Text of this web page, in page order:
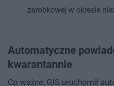
zarobkowej w okresie
Automatyczne
kwarantannie
Co ważne, GIS uruchomił